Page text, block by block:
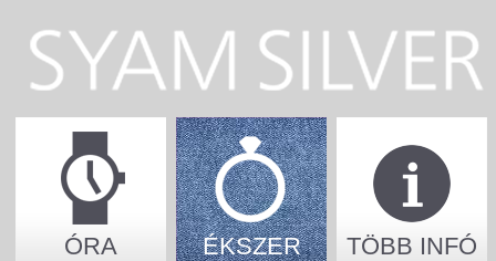
ÓRA ÉKSZER TÖBB INFÓ